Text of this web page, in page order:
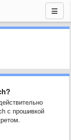
с прошивкой